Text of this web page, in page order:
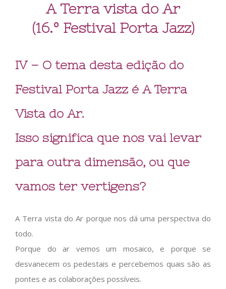
A Terra vista do Ar
(16.º Festival Porta Jazz)
IV – O tema desta edição do
Festival Porta Jazz é A Terra
Vista do Ar.
Isso significa que nos vai levar
para outra dimensão, ou que
vamos ter vertigens?
A Terra vista do Ar porque nos dá uma perspectiva do
todo.
Porque do ar vemos um mosaico, e porque se
desvanecem os pedestais e percebemos quais são as
pontes e as colaborações possíveis.